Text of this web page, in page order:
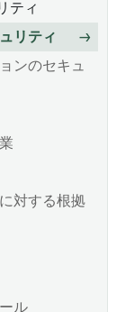
ティ
リティ
ンのセキュ
対する根拠
ル